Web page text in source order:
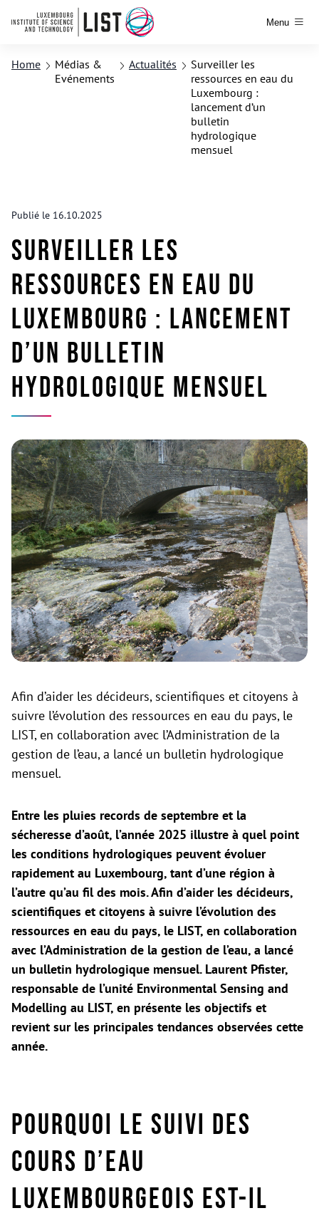
Menu
Home
Médias &
Evénements
Actualités
Surveiller les
ressources en eau du
Luxembourg :
lancement d’un
bulletin
hydrologique
mensuel
Publié le 16.10.2025
Surveiller les
ressources en eau du
Luxembourg : lancement
d’un bulletin
hydrologique mensuel
Afin d’aider les décideurs, scientifiques et citoyens à
suivre l’évolution des ressources en eau du pays, le
LIST, en collaboration avec l’Administration de la
gestion de l’eau, a lancé un bulletin hydrologique
mensuel.
Entre les pluies records de septembre et la
sécheresse d’août, l’année 2025 illustre à quel point
les conditions hydrologiques peuvent évoluer
rapidement au Luxembourg, tant d’une région à
l’autre qu’au fil des mois. Afin d’aider les décideurs,
scientifiques et citoyens à suivre l’évolution des
ressources en eau du pays, le LIST, en collaboration
avec l’Administration de la gestion de l’eau, a lancé
un bulletin hydrologique mensuel. Laurent Pfister,
responsable de l’unité Environmental Sensing and
Modelling au LIST, en présente les objectifs et
revient sur les principales tendances observées cette
année.
Pourquoi le suivi des
cours d’eau
luxembourgeois est-il